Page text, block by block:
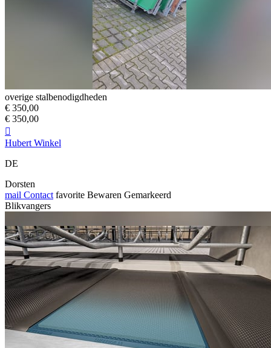
overige stalbenodigdheden
€ 350,00
€ 350,00

Hubert Winkel
DE
Dorsten
mail Contact favorite Bewaren Gemarkeerd
Blikvangers